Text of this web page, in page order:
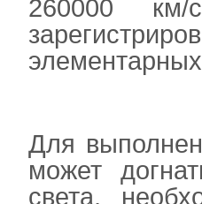
260000 км/
Для
может
света,